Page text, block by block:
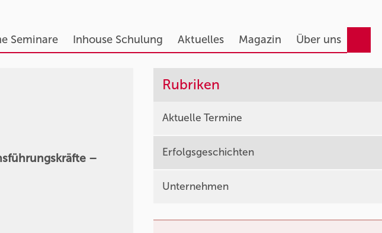
Seminare Inhouse Schulung Aktuelles Magazin Über uns
–
Rubriken
Aktuelle Termine
Erfolgsgeschichten
Unternehmen